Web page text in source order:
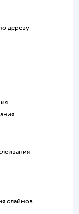
дереву
слаймов